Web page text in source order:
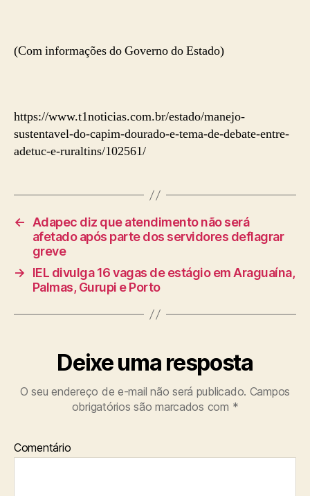
(Com informações do Governo do Estado)
https://www.t1noticias.com.br/estado/manejo-
sustentavel-do-capim-dourado-e-tema-de-debate-entre-
adetuc-e-ruraltins/102561/
←
Adapec diz que atendimento não será
afetado após parte dos servidores deflagrar
greve
→
IEL divulga 16 vagas de estágio em Araguaína,
Palmas, Gurupi e Porto
Deixe uma resposta
O seu endereço de e-mail não será publicado. Campos
obrigatórios são marcados com *
Comentário